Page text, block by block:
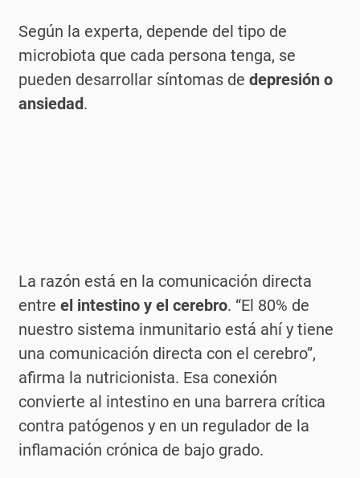
Según la experta, depende del tipo de
microbiota que cada persona tenga, se
pueden desarrollar síntomas de depresión o
ansiedad.
La razón está en la comunicación directa
entre el intestino y el cerebro. “El 80% de
nuestro sistema inmunitario está ahí y tiene
una comunicación directa con el cerebro”,
afirma la nutricionista. Esa conexión
convierte al intestino en una barrera crítica
contra patógenos y en un regulador de la
inflamación crónica de bajo grado.